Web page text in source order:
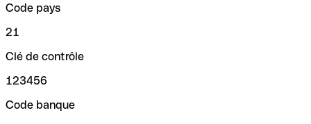
Code pays
21
Clé de contrôle
123456
Code banque